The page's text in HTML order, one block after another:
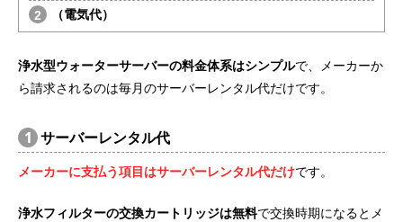
（電気代）
浄水型ウォーターサーバーの料金体系はシンプルで、メーカーか
ら請求されるのは毎月のサーバーレンタル代だけです。
1 サーバーレンタル代
メーカーに支払う項目はサーバーレンタル代だけです。
浄水フィルターの交換カートリッジは無料で交換時期になるとメ